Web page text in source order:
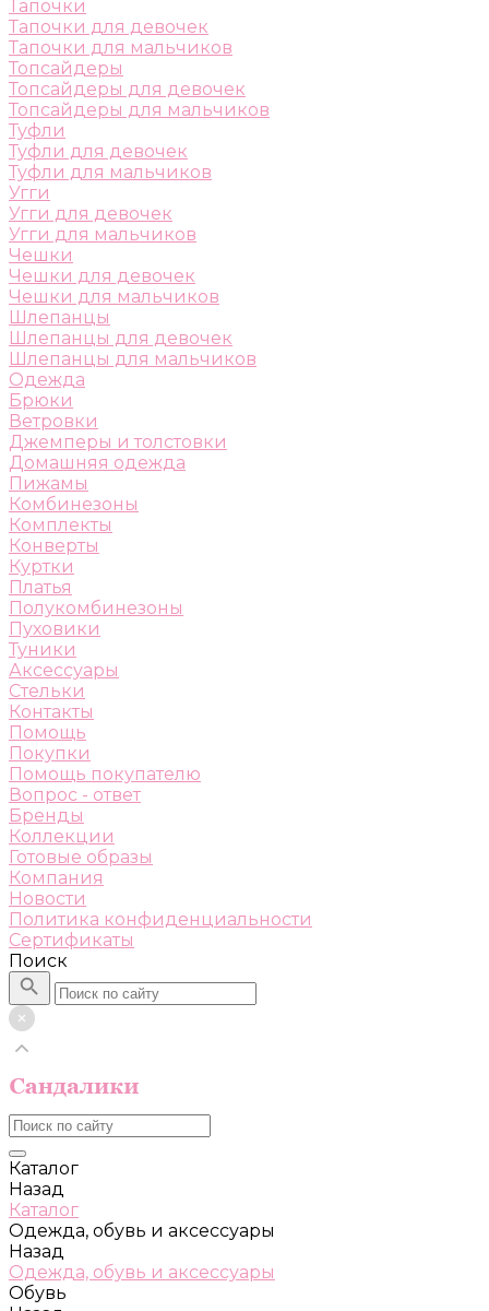
Тапочки
Тапочки для девочек
Тапочки для мальчиков
Топсайдеры
Топсайдеры для девочек
Топсайдеры для мальчиков
Туфли
Туфли для девочек
Туфли для мальчиков
Угги
Угги для девочек
Угги для мальчиков
Чешки
Чешки для девочек
Чешки для мальчиков
Шлепанцы
Шлепанцы для девочек
Шлепанцы для мальчиков
Одежда
Брюки
Ветровки
Джемперы и толстовки
Домашняя одежда
Пижамы
Комбинезоны
Комплекты
Конверты
Куртки
Платья
Полукомбинезоны
Пуховики
Туники
Аксессуары
Стельки
Контакты
Помощь
Покупки
Помощь покупателю
Вопрос - ответ
Бренды
Коллекции
Готовые образы
Компания
Новости
Политика конфиденциальности
Сертификаты
Поиск
Каталог
Назад
Каталог
Одежда, обувь и аксессуары
Назад
Одежда, обувь и аксессуары
Обувь